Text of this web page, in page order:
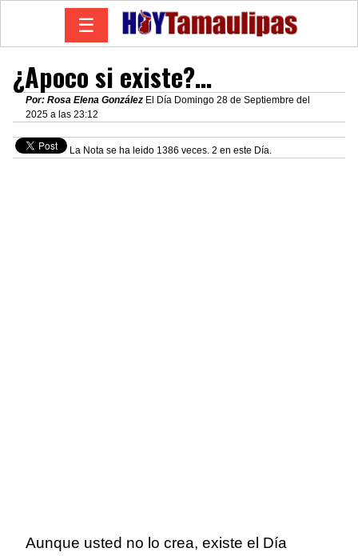
☰
¿Apoco si existe?…
Por: Rosa Elena González El Día Domingo 28 de Septiembre del
2025 a las 23:12
La Nota se ha leido 1386 veces. 2 en este Día.
Aunque usted no lo crea, existe el Día